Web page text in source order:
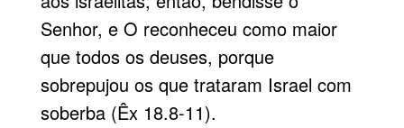
Senhor, e O reconheceu como maior
que todos os deuses, porque
sobrepujou os que trataram Israel com
soberba (Êx 18.8-11).